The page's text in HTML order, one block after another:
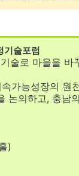
기술포럼
술로 마을을 바
가능성장의 원
논의하고, 충남
)